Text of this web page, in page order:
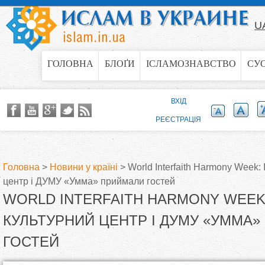
Jump to navigation
ГОЛОВНА БЛОҐИ ІСЛАМОЗНАВСТВО
В
и
є
Головна > Новини у країні > World Interfaith Harmony Week:
центр і ДУМУ «Умма» приймали гостей
WORLD INTERFAITH HARMONY
КУЛЬТУРНИЙ ЦЕНТР І ДУМУ
ГОСТЕЙ
ВХІД
РЕЄСТРАЦІЯ